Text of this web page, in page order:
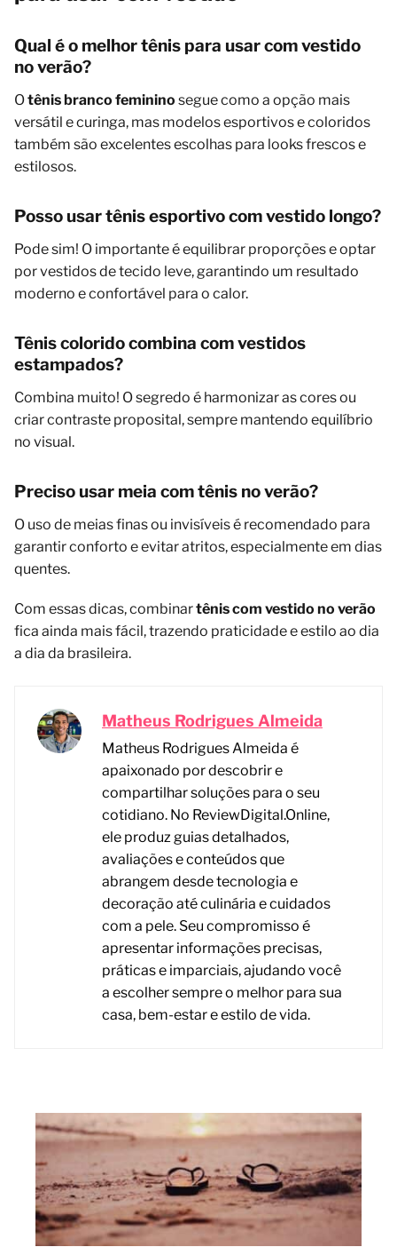
Qual é o melhor tênis para usar com vestido
no verão?
Otênis branco feminino segue como a opção mais
versátil e curinga, mas modelos esportivos e coloridos
também são excelentes escolhas para looks frescos e
estilosos.
Posso usar tênis esportivo com vestido longo?
Pode sim! O importante é equilibrar proporções e optar
por vestidos de tecido leve, garantindo um resultado
moderno e confortável para o calor.
Tênis colorido combina com vestidos
estampados?
Combina muito! O segredo é harmonizar as cores ou
criar contraste proposital, sempre mantendo equilíbrio
no visual.
Preciso usar meia com tênis no verão?
O uso de meias finas ou invisíveis é recomendado para
garantir conforto e evitar atritos, especialmente em dias
quentes.
Com essas dicas, combinartênis com vestido no verão
fica ainda mais fácil, trazendo praticidade e estilo ao dia
a dia da brasileira.
Matheus Rodrigues Almeida
Matheus Rodrigues Almeida é
apaixonado por descobrir e
compartilhar soluções para o seu
cotidiano. No ReviewDigital.Online,
ele produz guias detalhados,
avaliações e conteúdos que
abrangem desde tecnologia e
decoração até culinária e cuidados
com a pele. Seu compromisso é
apresentar informações precisas,
práticas e imparciais, ajudando você
a escolher sempre o melhor para sua
casa, bem-estar e estilo de vida.